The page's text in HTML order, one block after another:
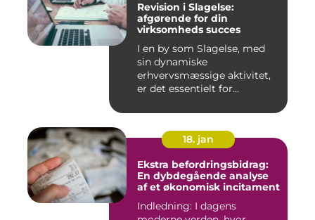
Revision i Slagelse:
afgørende for din
virksomheds succes
I en by som Slagelse, med
sin dynamiske
erhvervsmæssige aktivitet,
er det essentielt for
18. jan
Ekstra befordringsbidrag:
En dybdegående analyse
af et økonomisk incitament
Indledning: I dagens